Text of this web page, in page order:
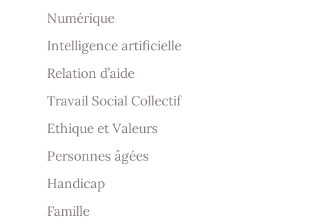
Numérique
Intelligence artificielle
Relation d’aide
Travail Social Collectif
Ethique et Valeurs
Personnes âgées
Handicap
Famille